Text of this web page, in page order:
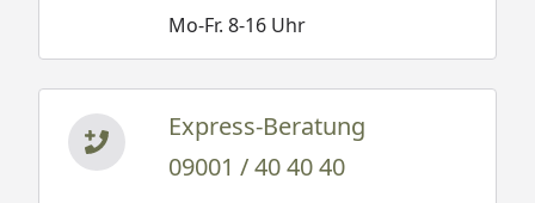
Mo-Fr. 8-16 Uhr
Express-Beratung
09001 / 40 40 40